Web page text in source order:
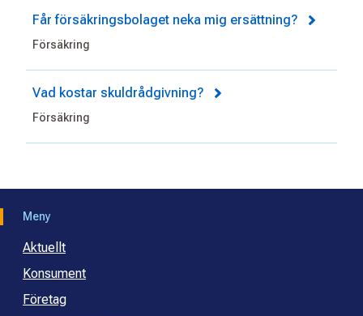
Får försäkringsbolaget neka mig ersättning?
Försäkring
Vad kostar skuldrådgivning?
Försäkring
Meny
Aktuellt
Konsument
Företag